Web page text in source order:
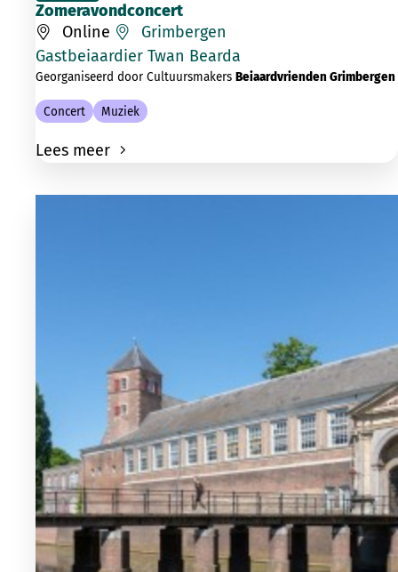
Zomeravondconcert
Online
Grimbergen
Gastbeiaardier Twan Bearda
Georganiseerd door Cultuursmakers Beiaardvrienden Grimbergen
Concert Muziek
Lees meer